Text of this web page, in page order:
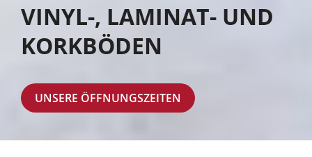
VINYL-, LAMINAT- UND
KORKBÖDEN
UNSERE ÖFFNUNGSZEITEN